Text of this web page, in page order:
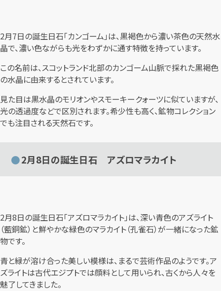
2月7日の誕生日石「カンゴーム」は、黒褐色から濃い茶色の天然水
晶で、濃い色ながらも光をわずかに通す特徴を持っています。
この名前は、スコットランド北部のカンゴーム山脈で採れた黒褐色
の水晶に由来するとされています。
見た目は黒水晶のモリオンやスモーキークォーツに似ていますが、
光の透過度などで区別されます。希少性も高く、鉱物コレクション
でも注目される天然石です。
2月8日の誕生日石 アズロマラカイト
2月8日の誕生日石「アズロマラカイト」は、深い青色のアズライト
（藍銅鉱）と鮮やかな緑色のマラカイト（孔雀石）が一緒になった鉱
物です。
青と緑が溶け合った美しい模様は、まるで芸術作品のようです。ア
ズライトは古代エジプトでは顔料として用いられ、古くから人々を
魅了してきました。